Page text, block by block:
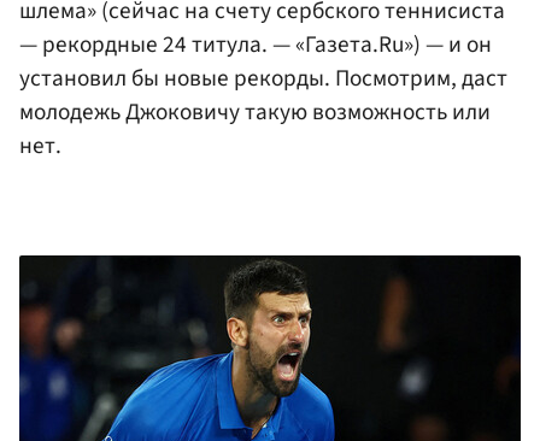
шлема» (сейчас на счету сербского теннисиста
— рекордные 24 титула. — «Газета.Ru») — и он
установил бы новые рекорды. Посмотрим, даст
молодежь Джоковичу такую возможность или
нет.